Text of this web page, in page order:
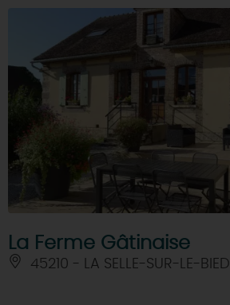
La Ferme Gâtinaise
45210 - LA SELLE-SUR-LE-BIED